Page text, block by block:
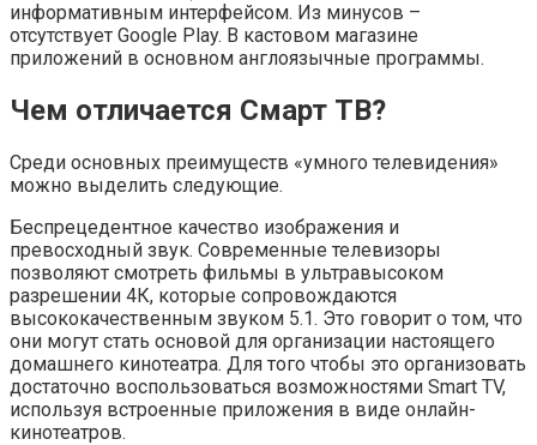
информативным интерфейсом. Из минусов –
отсутствует Google Play. В кастовом магазине
приложений в основном англоязычные программы.
Чем отличается Смарт ТВ?
Среди основных преимуществ «умного телевидения»
можно выделить следующие.
Беспрецедентное качество изображения и
превосходный звук. Современные телевизоры
позволяют смотреть фильмы в ультравысоком
разрешении 4К, которые сопровождаются
высококачественным звуком 5.1. Это говорит о том, что
они могут стать основой для организации настоящего
домашнего кинотеатра. Для того чтобы это организовать
достаточно воспользоваться возможностями Smart TV,
используя встроенные приложения в виде онлайн-
кинотеатров.